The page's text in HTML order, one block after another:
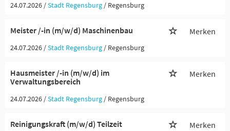
24.07.2026 /Stadt Regensburg / Regensburg
Meister /-in (m/w/d) Maschinenbau Merken
24.07.2026 /Stadt Regensburg / Regensburg
Hausmeister /-in (m/w/d) im
Verwaltungsbereich
Merken
24.07.2026 /Stadt Regensburg / Regensburg
Reinigungskraft (m/w/d) Teilzeit Merken